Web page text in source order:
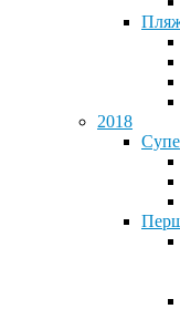
2018